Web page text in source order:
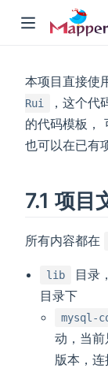
本项目直接使
Rui
，这个
的代码模板，
也可以在已有
7.1 项目
所有内容都在
lib
目录
目录下
mysql-
动，当
版本，